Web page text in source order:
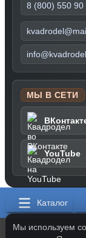
Каталог
8 (800) 550 90
МЫ В СЕТИ
YouTube
Мы используем